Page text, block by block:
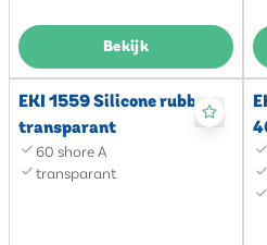
Bekijk
EKI 1559 Silicone rubber
transparant
60 shore A
transparant